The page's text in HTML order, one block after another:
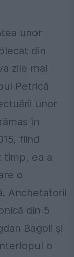
unor
din
zile mai
Petrică
unor
în
fiind
timp, ea a
o
Anchetatorii
din 5
Bagoli și
o